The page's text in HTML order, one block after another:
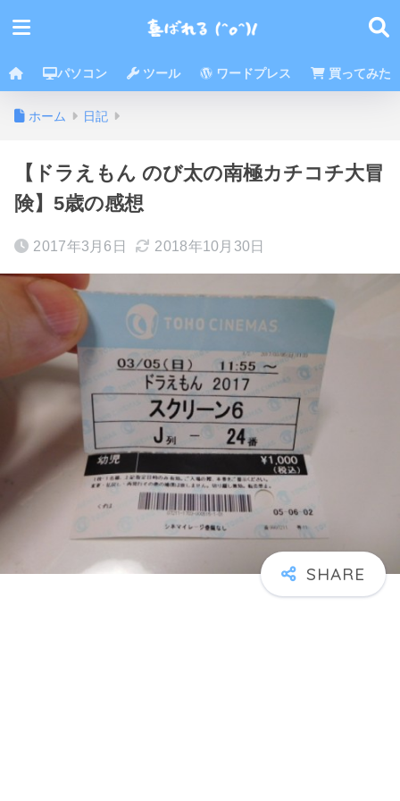
パソコン ツール ワードプレス 買ってみた
ホーム 日記
【ドラえもん のび太の南極カチコチ大冒
険】5歳の感想
2017年3月6日 2018年10月30日